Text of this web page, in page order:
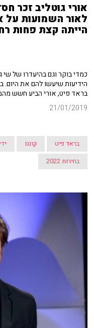
אורי גוטליב זכר
לאור השמועות על
הייתה קצת פחות
כמדי בוקר וגם בהיעדרו של שי
הידיעות שיעשו להם את
בראד פיט, אורי הביע חשש
21/01/2019
בראד פיט קונגו
בחירות 2022